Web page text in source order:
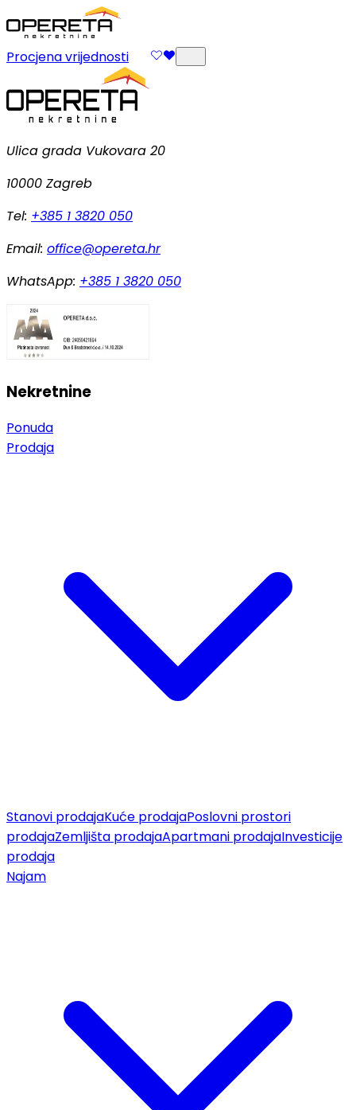
Procjena vrijednosti
Ulica grada Vukovara 20
10000 Zagreb
Tel: +385 1 3820 050
Email: office@opereta.hr
WhatsApp: +385 1 3820 050
Nekretnine
Ponuda
Prodaja
Stanovi prodajaKuće prodajaPoslovni prostori
prodajaZemljišta prodajaApartmani prodajaInvesticije
prodaja
Najam